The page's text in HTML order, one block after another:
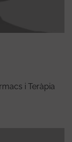
i Teràpia